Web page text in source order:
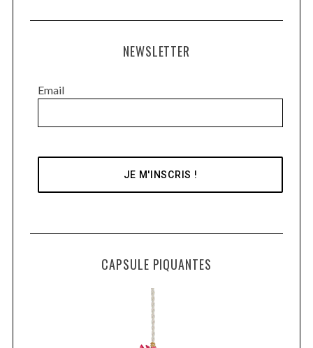
NEWSLETTER
Email
CAPSULE PIQUANTES